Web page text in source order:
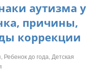
аутизма у
причины,
коррекции
Ребенок до года, Детская